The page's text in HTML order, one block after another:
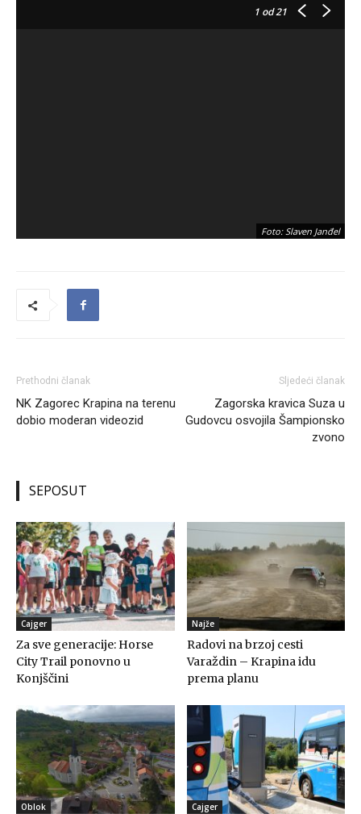
1 od 21
Foto: Slaven Janđel
Prethodni članak
NK Zagorec Krapina na terenu
dobio moderan videozid
Sljedeći članak
Zagorska kravica Suza u
Gudovcu osvojila Šampionsko
zvono
SEPOSUT
Cajger
Za sve generacije: Horse
City Trail ponovno u
Konjščini
Najže
Radovi na brzoj cesti
Varaždin – Krapina idu
prema planu
Oblok Cajger